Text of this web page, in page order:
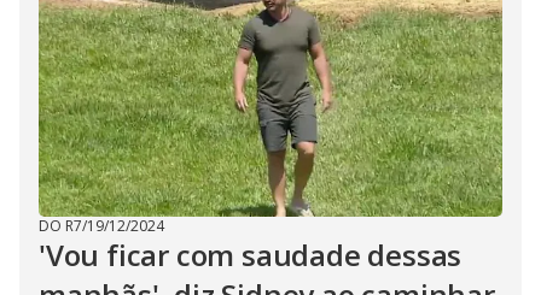
DO R7/19/12/2024
'Vou ficar com saudade dessas